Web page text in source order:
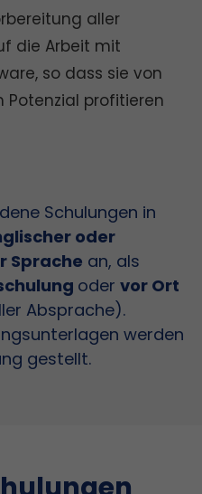
aller
die Arbeit mit
so dass sie von
Potenzial profitieren
Schulungen in
oder
Sprache an, als
oder vor Ort
Absprache).
werden
gestellt.